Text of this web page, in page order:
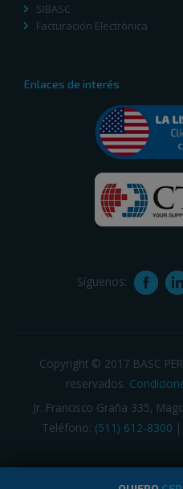
SIBASC
Facturación Electrónica
Enlaces de interés
Síguenos:
Copyright © 2017 BASC
reservados.
Jr. Francisco Graña 335,
Teléfono: (511) 612-8300